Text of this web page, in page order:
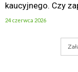
kaucyjnego. Czy
24 czerwca 2026